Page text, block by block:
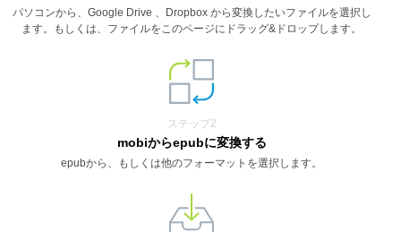
パソコンから、Google Drive 、Dropbox から変換したいファイルを選択し
ます。もしくは、ファイルをこのページにドラッグ&ドロップします。
ステップ2
mobiからepubに変換する
epubから、もしくは他のフォーマットを選択します。